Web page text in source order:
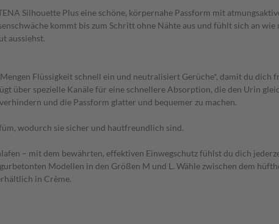
Silhouette Plus eine schöne, körpernahe Passform mit
kommt bis zum Schritt ohne Nähte aus und fühlt sich an
aussiehst.
Flüssigkeit schnell ein und neutralisiert Gerüche*, damit du
über spezielle Kanäle für eine schnellere Absorption, die den Urin
und die Passform glatter und bequemer zu machen.
wodurch sie sicher und hautfreundlich sind.
– mit dem bewährten, effektiven Einwegschutz fühlst du dich
Modellen in den Größen M und L. Wähle zwischen dem
in Crème.